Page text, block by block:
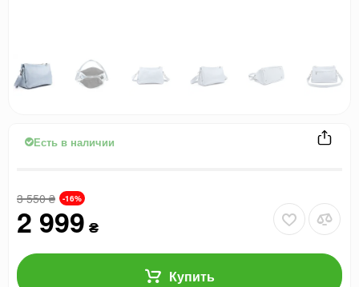
Есть в наличии
3 550₴ -16%
2 999 ₴
Купить